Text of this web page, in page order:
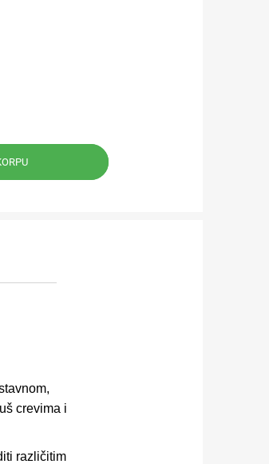
crevima i
različitim